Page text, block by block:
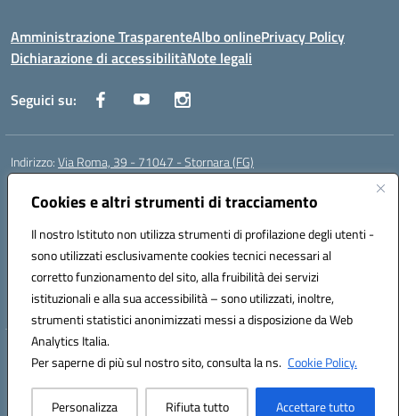
Cookies e altri strumenti di tracciamento
Il nostro Istituto non utilizza strumenti di profilazione degli utenti -
sono utilizzati esclusivamente cookies tecnici necessari al
corretto funzionamento del sito, alla fruibilità dei servizi
istituzionali e alla sua accessibilità – sono utilizzati, inoltre,
strumenti statistici anonimizzati messi a disposizione da Web
Analytics Italia.
Per saperne di più sul nostro sito, consulta la ns. Cookie Policy.
Personalizza Rifiuta tutto Accettare tutto
Amministrazione TrasparenteAlbo onlinePrivacy Policy
Dichiarazione di accessibilitàNote legali
Seguici su:
Indirizzo:Via Roma, 39 - 71047 - Stornara (FG)
Centralino:
Posta elettronica certificata (PEC):FGIC83700P@pec.istruzione.it
Codice fiscale: 90015650717
Codice meccanografico:FGIC83700P
Codice Indice delle Pubbliche Amministrazioni (IPA): istsc_fgic83700p
Codice unico di fatturazione (CUF): UFUOPR
Hosting & Powered by 3D Solution S.r.l.
Concept & Design by Designers Italia